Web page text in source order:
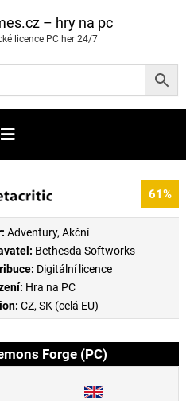
– hry na pc
licence PC her 24/7
61%
Adventury, Akční
Bethesda Softworks
Digitální licence
Hra na PC
CZ, SK (celá EU)
Forge (PC)